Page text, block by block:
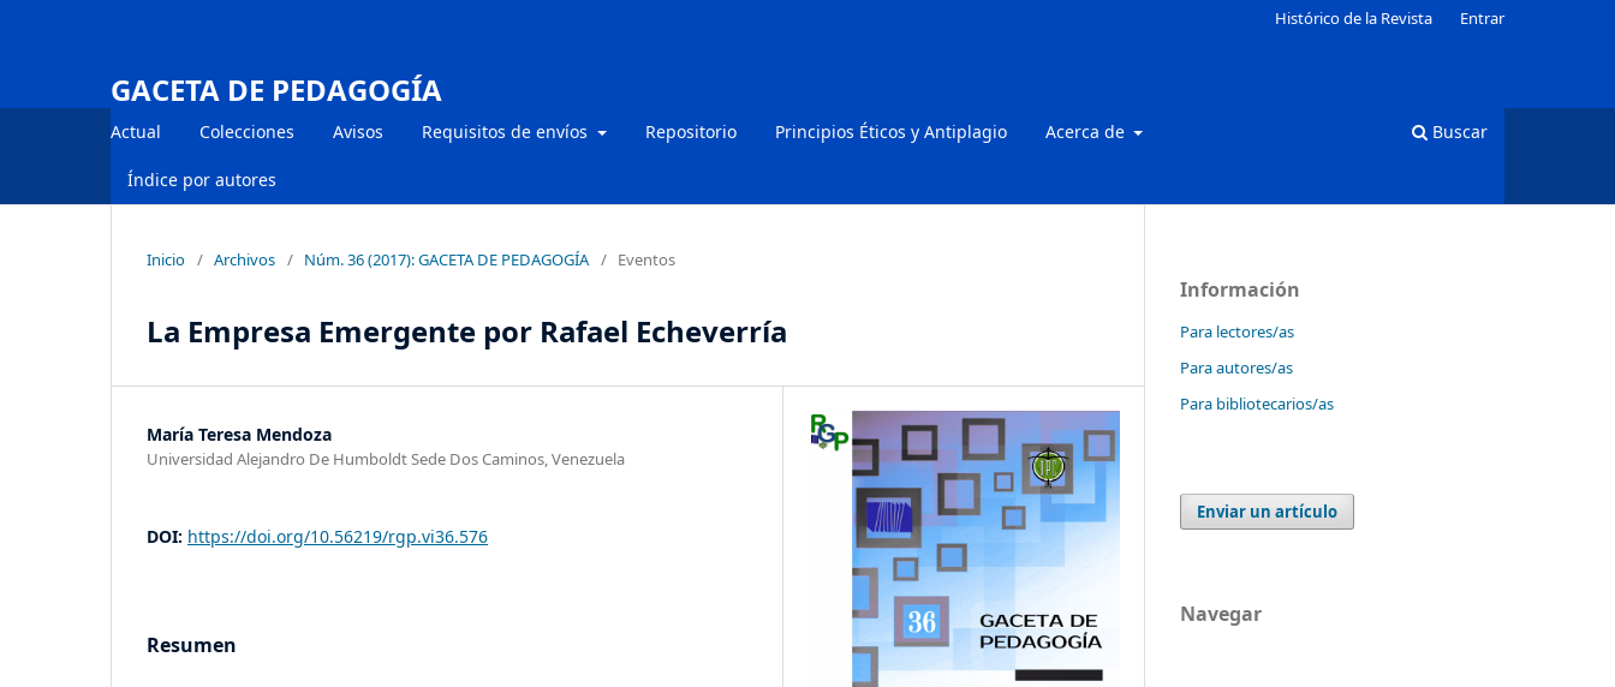
GACETA DE PEDAGOGÍA
Actual Colecciones Avisos Requisitos de envíos Repositorio Principios Éticos y Antiplagio Acerca de
Índice por autores
Buscar
Histórico de la Revista Entrar
Inicio / Archivos / Núm. 36 (2017): GACETA DE PEDAGOGÍA / Eventos
La Empresa Emergente por Rafael Echeverría
María Teresa Mendoza
Universidad Alejandro De Humboldt Sede Dos Caminos, Venezuela
DOI: https://doi.org/10.56219/rgp.vi36.576
Resumen
Información
Para lectores/as
Para autores/as
Para bibliotecarios/as
Enviar un artículo
Navegar